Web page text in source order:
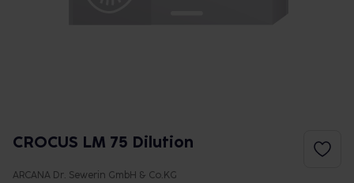
CROCUS LM 75 Dilution
ARCANA Dr. Sewerin GmbH & Co.KG